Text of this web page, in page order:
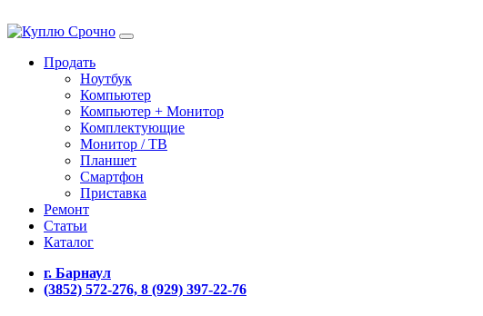
Продать
Ноутбук
Компьютер
Компьютер + Монитор
Комплектующие
Монитор / ТВ
Планшет
Смартфон
Приставка
Ремонт
Статьи
Каталог
г. Барнаул
(3852) 572-276, 8 (929) 397-22-76